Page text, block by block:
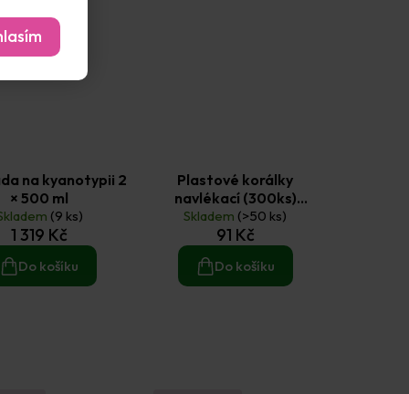
na kyanotypii 2
× 500 ml
(9 ks)
1 319 Kč
Do košíku
Plastové korálky
navlékací (300ks)
metalický mix (80g)
Skladem (>50 ks)
91 Kč
Do košíku